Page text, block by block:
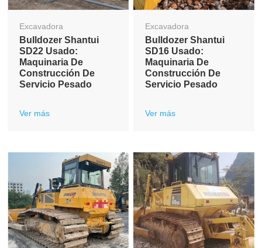
Excavadora
Bulldozer Shantui
SD22 Usado:
Maquinaria De
Construcción De
Servicio Pesado
Ver más
Excavadora
Bulldozer Shantui
SD16 Usado:
Maquinaria De
Construcción De
Servicio Pesado
Ver más